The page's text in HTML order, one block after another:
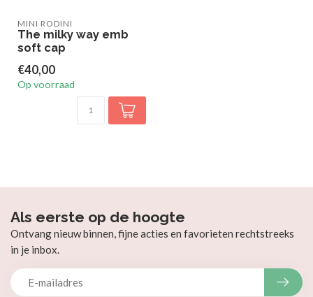
MINI RODINI
The milky way emb
soft cap
€40,00
Op voorraad
Als eerste op de hoogte
Ontvang nieuw binnen, fijne acties en favorieten rechtstreeks
in je inbox.